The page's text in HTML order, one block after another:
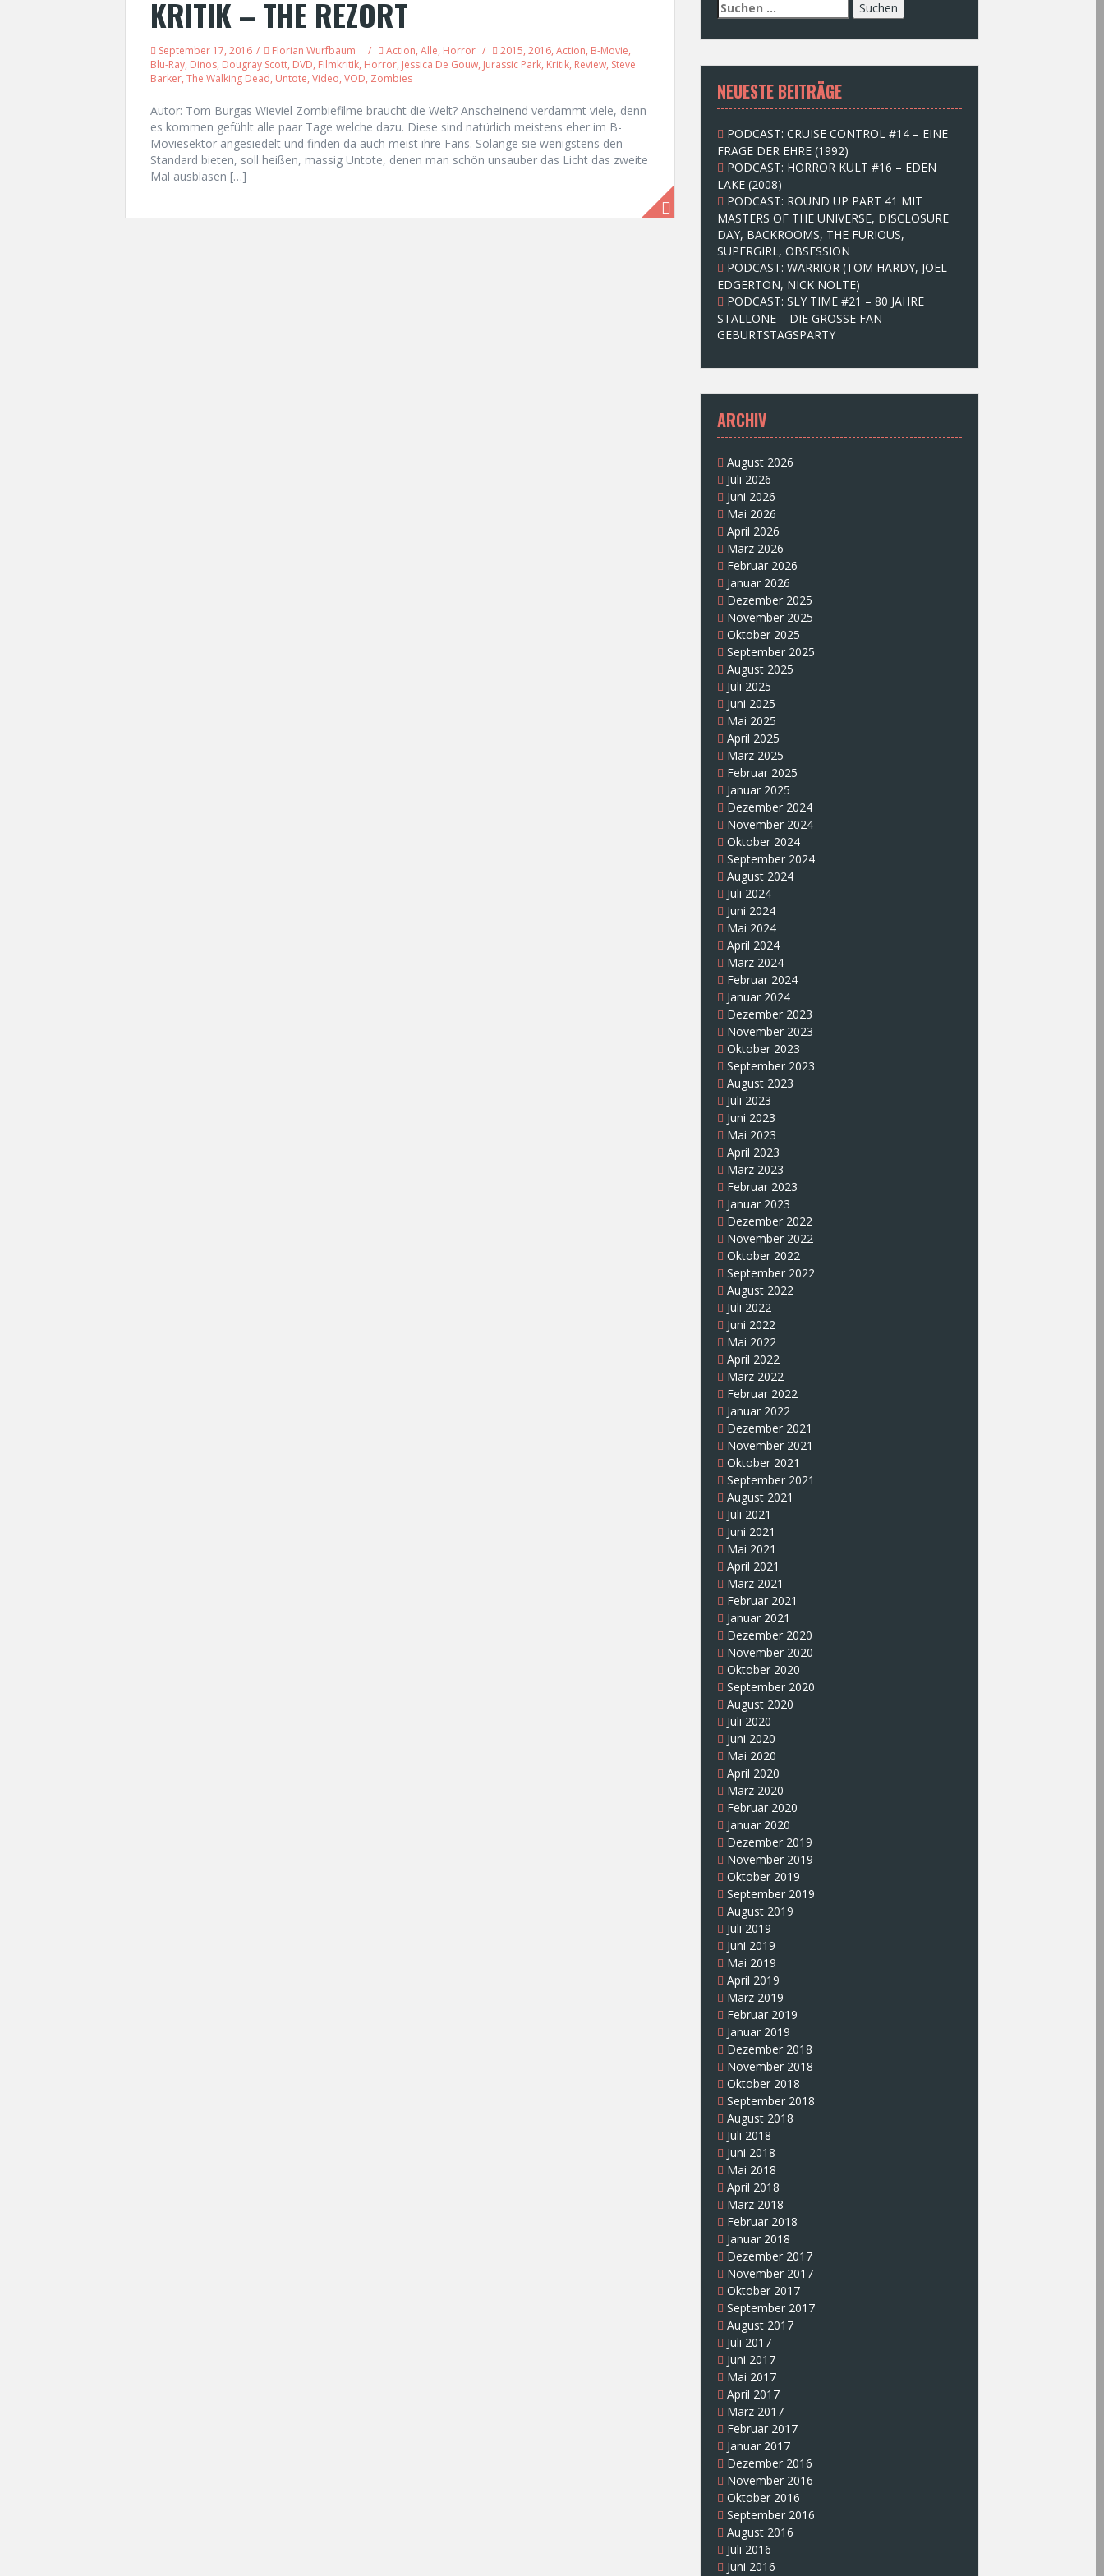
KRITIK – THE REZORT
September 17, 2016 Florian Wurfbaum Action, Alle, Horror 2015, 2016, Action, B-Movie,
Blu-Ray, Dinos, Dougray Scott, DVD, Filmkritik, Horror, Jessica De Gouw, Jurassic Park, Kritik, Review, Steve
Barker, The Walking Dead, Untote, Video, VOD, Zombies
Autor: Tom Burgas Wieviel Zombiefilme braucht die Welt? Anscheinend verdammt viele, denn
es kommen gefühlt alle paar Tage welche dazu. Diese sind natürlich meistens eher im B-
Moviesektor angesiedelt und finden da auch meist ihre Fans. Solange sie wenigstens den
Standard bieten, soll heißen, massig Untote, denen man schön unsauber das Licht das zweite
Mal ausblasen […]
S
u
c
e
n
n
c
h
:
NEUESTE BEITRÄGE
PODCAST: CRUISE CONTROL #14 – EINE
FRAGE DER EHRE (1992)
PODCAST: HORROR KULT #16 – EDEN
LAKE (2008)
PODCAST: ROUND UP PART 41 MIT
MASTERS OF THE UNIVERSE, DISCLOSURE
DAY, BACKROOMS, THE FURIOUS,
SUPERGIRL, OBSESSION
PODCAST: WARRIOR (TOM HARDY, JOEL
EDGERTON, NICK NOLTE)
PODCAST: SLY TIME #21 – 80 JAHRE
STALLONE – DIE GROSSE FAN-
GEBURTSTAGSPARTY
ARCHIV
August 2026
Juli 2026
Juni 2026
Mai 2026
April 2026
März 2026
Februar 2026
Januar 2026
Dezember 2025
November 2025
Oktober 2025
September 2025
August 2025
Juli 2025
Juni 2025
Mai 2025
April 2025
März 2025
Februar 2025
Januar 2025
Dezember 2024
November 2024
Oktober 2024
September 2024
August 2024
Juli 2024
Juni 2024
Mai 2024
April 2024
März 2024
Februar 2024
Januar 2024
Dezember 2023
November 2023
Oktober 2023
September 2023
August 2023
Juli 2023
Juni 2023
Mai 2023
April 2023
März 2023
Februar 2023
Januar 2023
Dezember 2022
November 2022
Oktober 2022
September 2022
August 2022
Juli 2022
Juni 2022
Mai 2022
April 2022
März 2022
Februar 2022
Januar 2022
Dezember 2021
November 2021
Oktober 2021
September 2021
August 2021
Juli 2021
Juni 2021
Mai 2021
April 2021
März 2021
Februar 2021
Januar 2021
Dezember 2020
November 2020
Oktober 2020
September 2020
August 2020
Juli 2020
Juni 2020
Mai 2020
April 2020
März 2020
Februar 2020
Januar 2020
Dezember 2019
November 2019
Oktober 2019
September 2019
August 2019
Juli 2019
Juni 2019
Mai 2019
April 2019
März 2019
Februar 2019
Januar 2019
Dezember 2018
November 2018
Oktober 2018
September 2018
August 2018
Juli 2018
Juni 2018
Mai 2018
April 2018
März 2018
Februar 2018
Januar 2018
Dezember 2017
November 2017
Oktober 2017
September 2017
August 2017
Juli 2017
Juni 2017
Mai 2017
April 2017
März 2017
Februar 2017
Januar 2017
Dezember 2016
November 2016
Oktober 2016
September 2016
August 2016
Juli 2016
Juni 2016